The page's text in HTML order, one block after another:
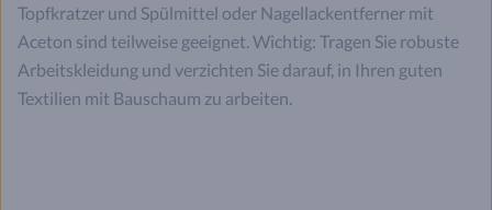
Topfkratzer und Spülmittel oder Nagellackentferner mit
Aceton sind teilweise geeignet. Wichtig: Tragen Sie robuste
Arbeitskleidung und verzichten Sie darauf, in Ihren guten
Textilien mit Bauschaum zu arbeiten.